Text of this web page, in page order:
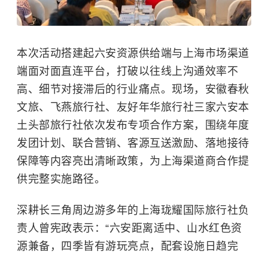
本次活动搭建起六安资源供给端与上海市场渠道
端面对面直连平台，打破以往线上沟通效率不
高、细节对接滞后的行业痛点。现场，安徽春秋
文旅、飞燕旅行社、友好年华旅行社三家六安本
土头部旅行社依次发布专项合作方案，围绕年度
发团计划、联合营销、客源互送激励、落地接待
保障等内容亮出清晰政策，为上海渠道商合作提
供完整实施路径。
深耕长三角周边游多年的上海珑耀国际旅行社负
责人曾宪政表示：“六安距离适中、山水红色资
源兼备，四季皆有游玩亮点，配套设施日趋完